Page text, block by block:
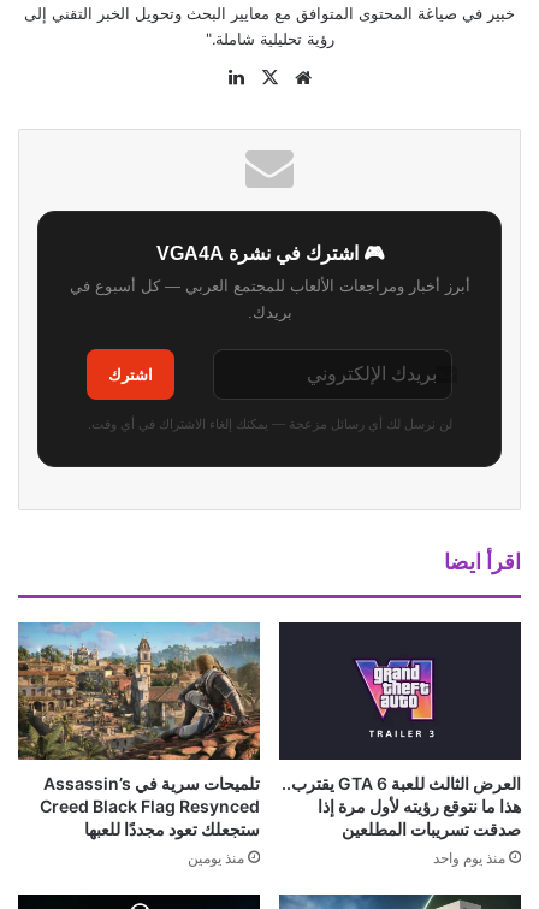
خبير في صياغة المحتوى المتوافق مع معايير البحث وتحويل الخبر التقني إلى
رؤية تحليلية شاملة."
موقع
‫X
🎮 اشترك في نشرة VGA4A
أبرز أخبار ومراجعات الألعاب للمجتمع العربي — كل أسبوع في
بريدك.
اشترك
لن نرسل لك أي رسائل مزعجة — يمكنك إلغاء الاشتراك في أي وقت.
اقرأ ايضا
العرض الثالث للعبة GTA 6 يقترب..
هذا ما نتوقع رؤيته لأول مرة إذا
صدقت تسريبات المطلعين
منذ يوم واحد
تلميحات سرية في Assassin’s
Creed Black Flag Resynced
ستجعلك تعود مجددًا للعبها
منذ يومين